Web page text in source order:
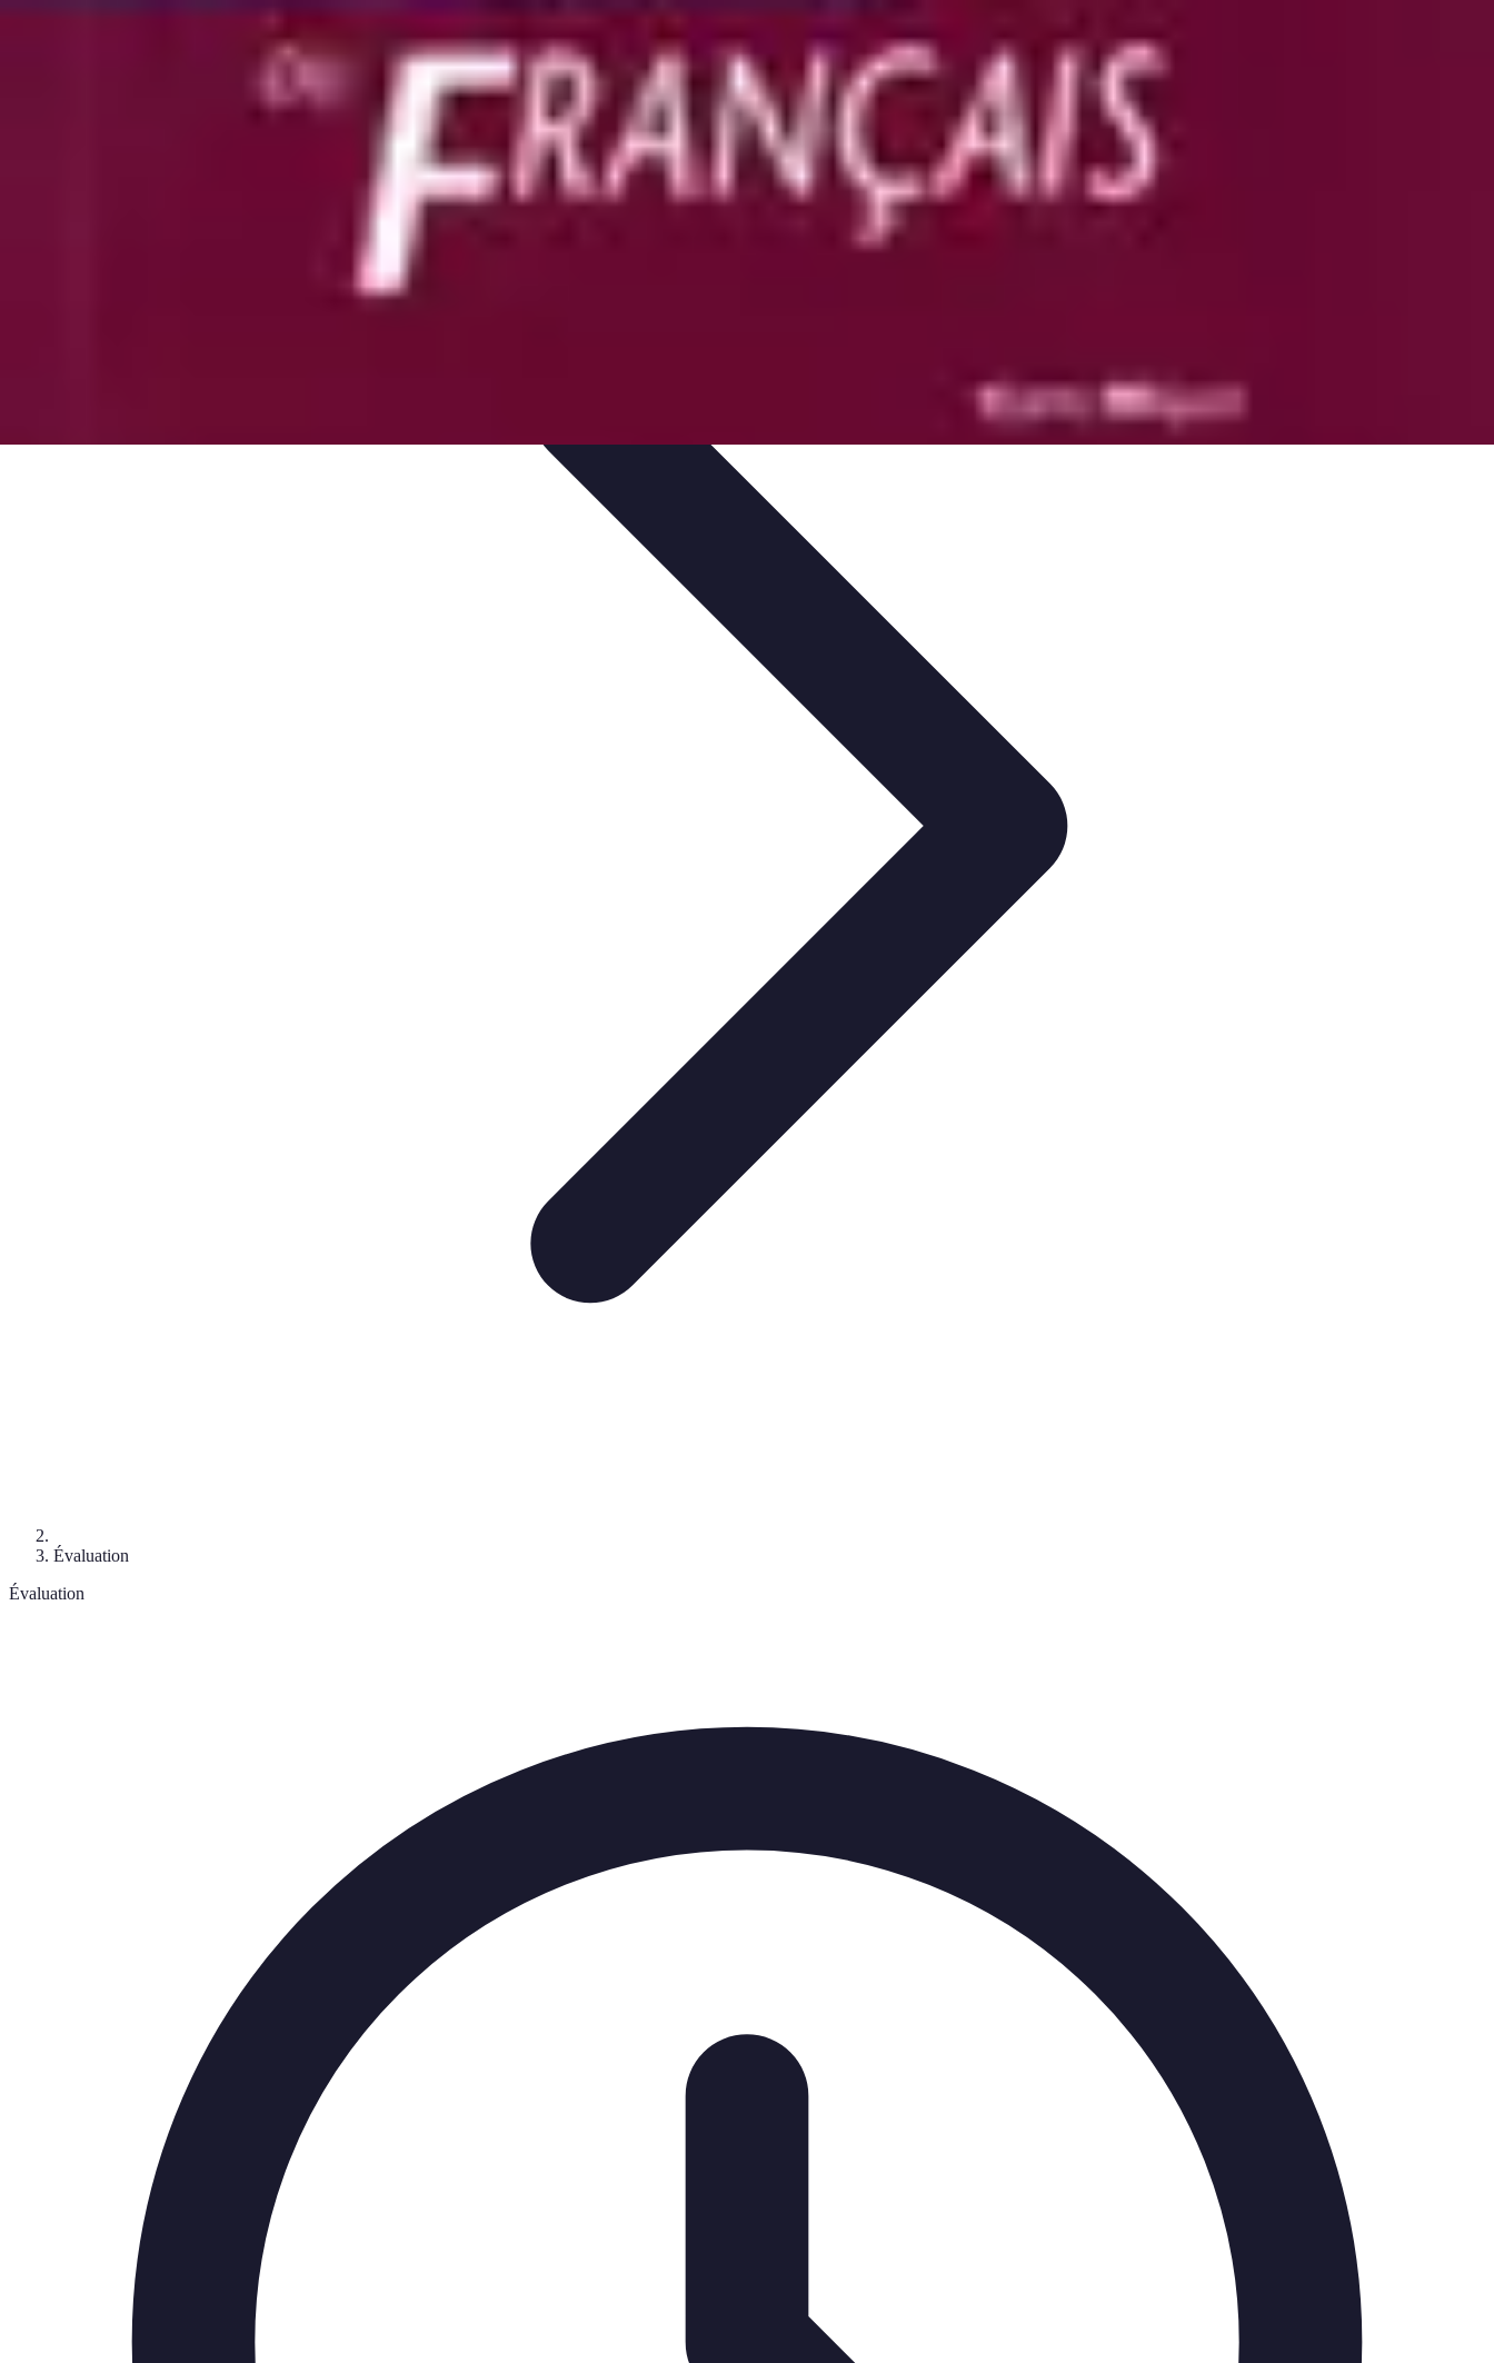
Gestion des Parties Prenantes Gestion de projetsGestion de Projet Comparatifs
Évaluation
Évaluation